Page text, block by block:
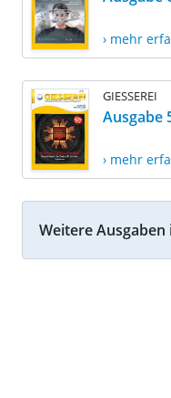
› mehr
GIESSEREI
Ausgabe
› mehr
Weitere